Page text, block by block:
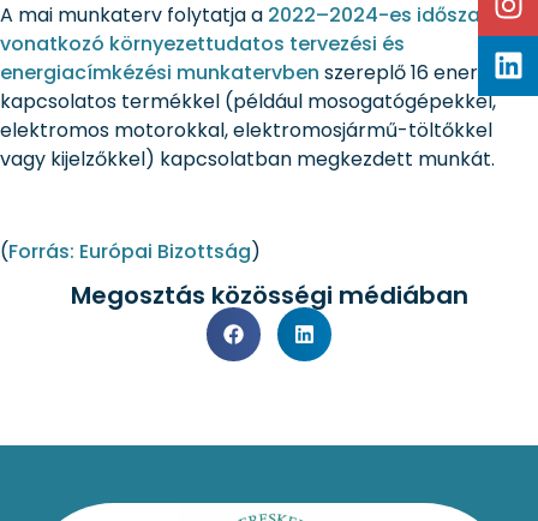
A mai munkaterv folytatja a 2022–2024-es időszakra
vonatkozó környezettudatos tervezési és
energiacímkézési munkatervben szereplő 16 energiával
kapcsolatos termékkel (például mosogatógépekkel,
elektromos motorokkal, elektromosjármű-töltőkkel
vagy kijelzőkkel) kapcsolatban megkezdett munkát.
(Forrás: Európai Bizottság)
Megosztás közösségi médiában